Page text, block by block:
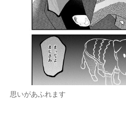
思いがあふれます